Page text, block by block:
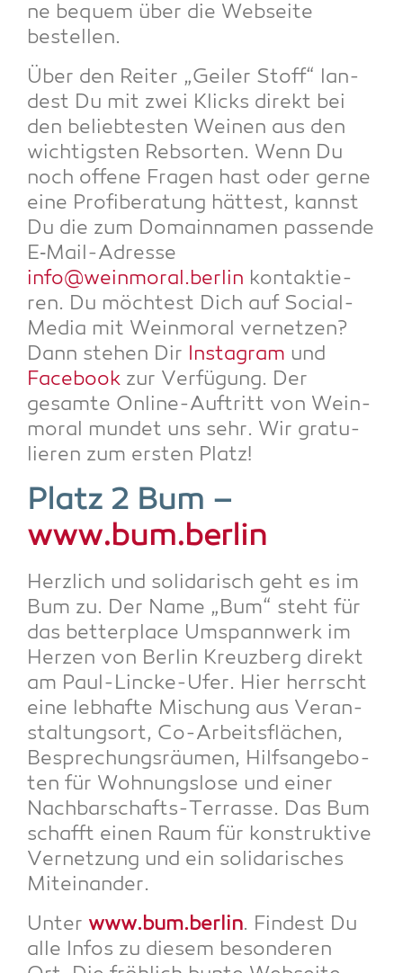
ne bequem über die Web­sei­te
bestellen.
Über den Rei­ter „Gei­ler Stoff“ lan­
dest Du mit zwei Klicks direkt bei
den belieb­tes­ten Wei­nen aus den
wich­tigs­ten Reb­sor­ten. Wenn Du
noch offe­ne Fra­gen hast oder ger­ne
eine Pro­fi­be­ra­tung hät­test, kannst
Du die zum Domain­na­men pas­sen­de
E‑Mail-Adres­se
info@weinmoral.berlin kon­tak­tie­
ren. Du möch­test Dich auf Social-
Media mit Wein­mo­ral ver­net­zen?
Dann ste­hen Dir Insta­gram und
Face­book zur Ver­fü­gung. Der
gesam­te Online-Auf­tritt von Wein­
mo­ral mun­det uns sehr. Wir gra­tu­
lie­ren zum ers­ten Platz!
Platz 2 Bum –
www.bum.berlin
Herz­lich und soli­da­risch geht es im
Bum zu. Der Name „Bum“ steht für
das bet­ter­place Umspann­werk im
Her­zen von Ber­lin Kreuz­berg direkt
am Paul-Lin­cke-Ufer. Hier herrscht
eine leb­haf­te Mischung aus Ver­an­
stal­tungs­ort, Co-Arbeits­flä­chen,
Bespre­chungs­räu­men, Hilfs­an­ge­bo­
ten für Woh­nungs­lo­se und einer
Nach­bar­schafts-Ter­ras­se. Das Bum
schafft einen Raum für kon­struk­ti­ve
Ver­net­zung und ein soli­da­ri­sches
Miteinander.
Unter www.bum.berlin. Fin­dest Du
alle Infos zu die­sem beson­de­ren